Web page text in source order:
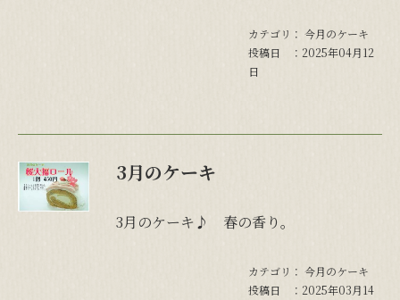
カテゴリ： 今月のケーキ
投稿日 ：2025年04月12
日
3月のケーキ
3月のケーキ♪ 春の香り。
カテゴリ： 今月のケーキ
投稿日 ：2025年03月14